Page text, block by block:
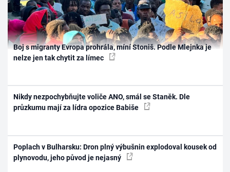
Boj s migranty Evropa prohrála, míní Stoniš. Podle Mlejnka je
nelze jen tak chytit za límec
Nikdy nezpochybňujte voliče ANO, smál se Staněk. Dle
průzkumu mají za lídra opozice Babiše
Poplach v Bulharsku: Dron plný výbušnin explodoval kousek od
plynovodu, jeho původ je nejasný